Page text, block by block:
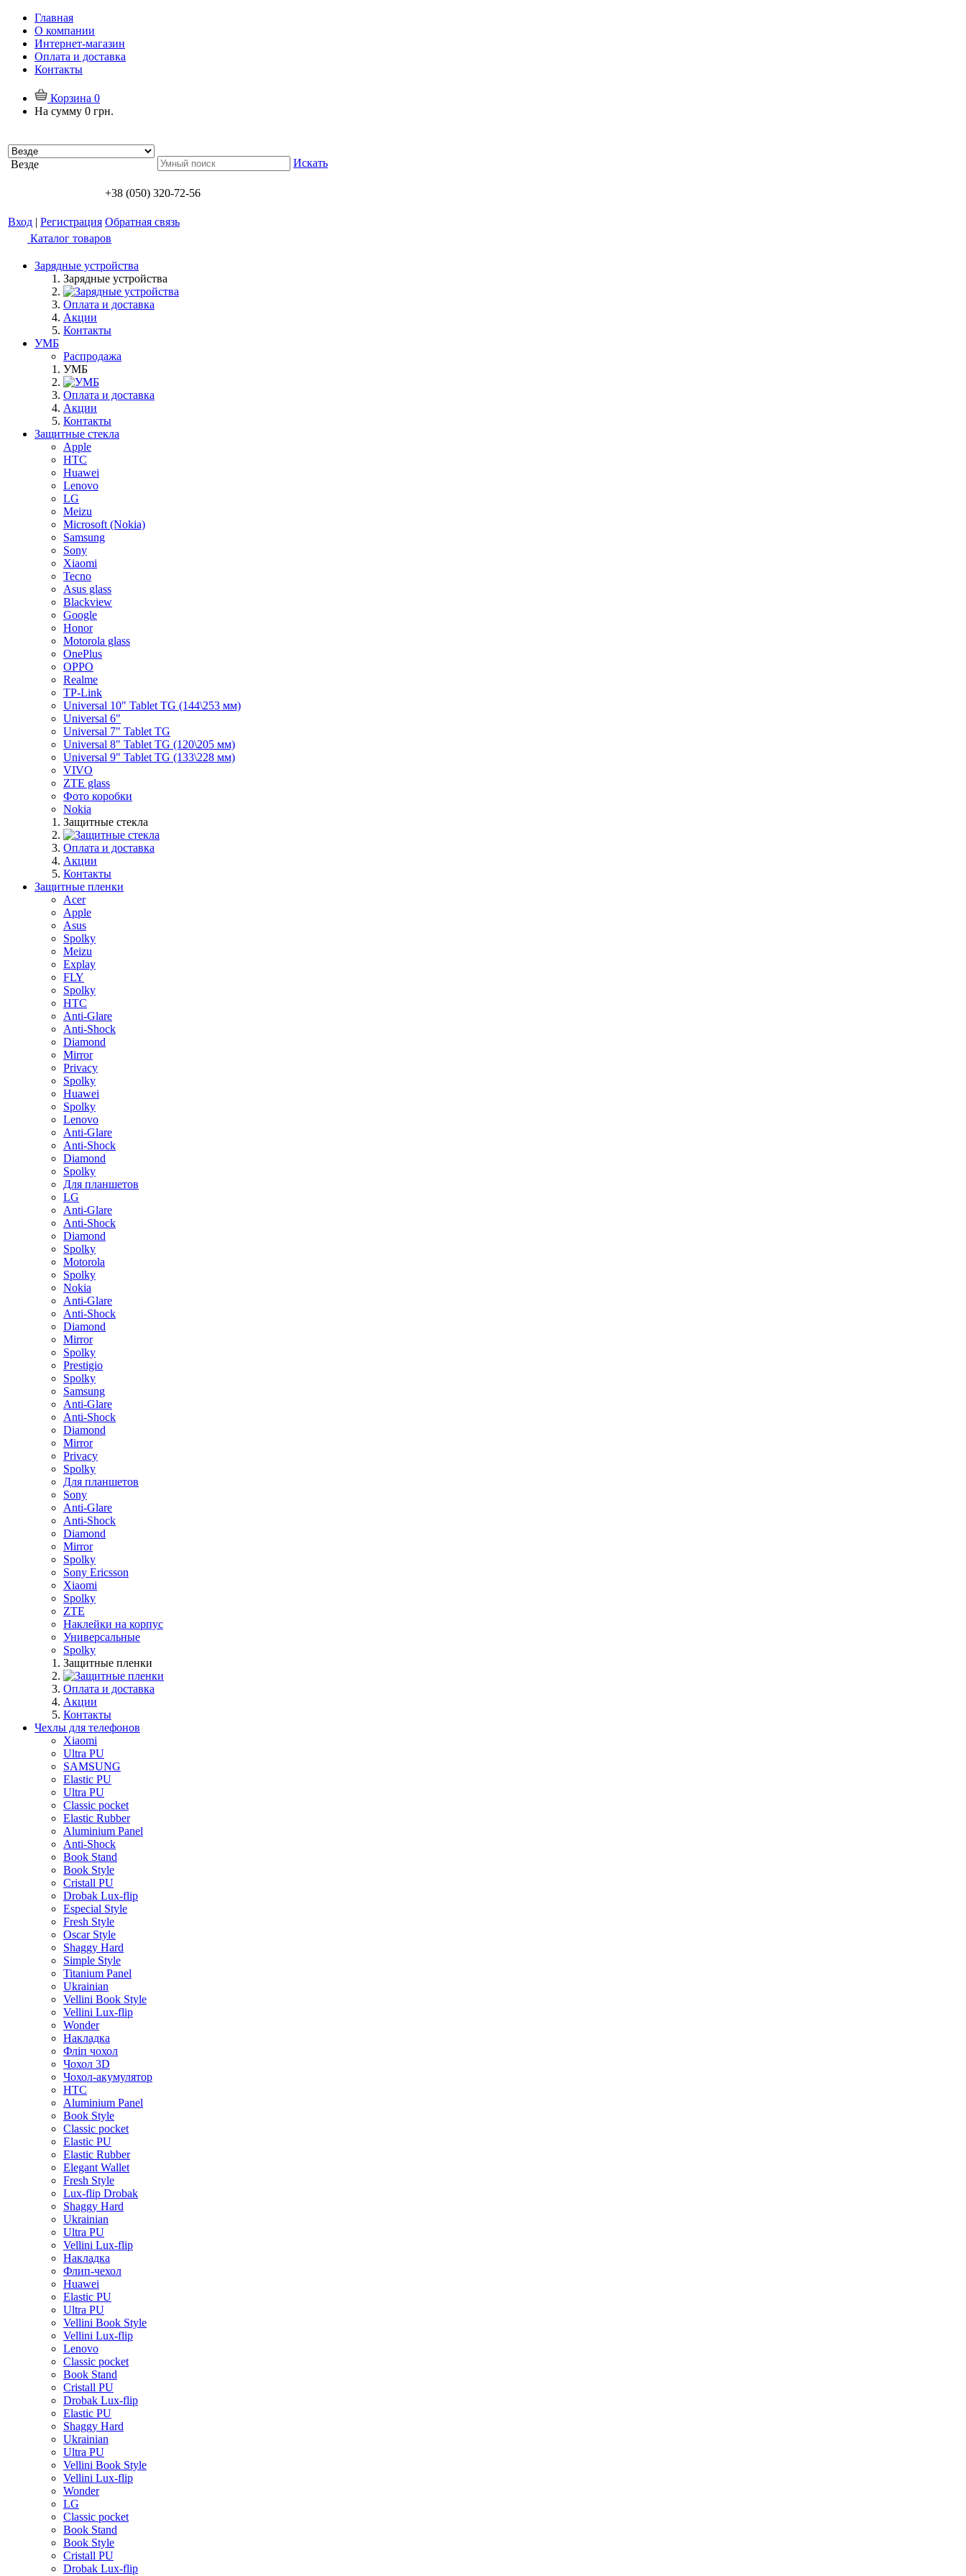
Главная
О компании
Интернет-магазин
Оплата и доставка
Контакты
Корзина 0
На сумму 0 грн.
Везде Искать
+38 (050) 320-72-56
Вход | Регистрация Обратная связь
Каталог товаров
Зарядные устройства
Зарядные устройства
Оплата и доставка
Акции
Контакты
УМБ
Распродажа
УМБ
Оплата и доставка
Акции
Контакты
Защитные стекла
Apple
HTC
Huawei
Lenovo
LG
Meizu
Microsoft (Nokia)
Samsung
Sony
Xiaomi
Tecno
Asus glass
Blackview
Google
Honor
Motorola glass
OnePlus
OPPO
Realme
TP-Link
Universal 10" Tablet TG (144\253 мм)
Universal 6"
Universal 7" Tablet TG
Universal 8" Tablet TG (120\205 мм)
Universal 9" Tablet TG (133\228 мм)
VIVO
ZTE glass
Фото коробки
Nokia
Защитные стекла
Оплата и доставка
Акции
Контакты
Защитные пленки
Acer
Apple
Asus
Spolky
Meizu
Explay
FLY
Spolky
HTC
Anti-Glare
Anti-Shock
Diamond
Mirror
Privacy
Spolky
Huawei
Spolky
Lenovo
Anti-Glare
Anti-Shock
Diamond
Spolky
Для планшетов
LG
Anti-Glare
Anti-Shock
Diamond
Spolky
Motorola
Spolky
Nokia
Anti-Glare
Anti-Shock
Diamond
Mirror
Spolky
Prestigio
Spolky
Samsung
Anti-Glare
Anti-Shock
Diamond
Mirror
Privacy
Spolky
Для планшетов
Sony
Anti-Glare
Anti-Shock
Diamond
Mirror
Spolky
Sony Ericsson
Xiaomi
Spolky
ZTE
Наклейки на корпус
Универсальные
Spolky
Защитные пленки
Оплата и доставка
Акции
Контакты
Чехлы для телефонов
Xiaomi
Ultra PU
SAMSUNG
Elastic PU
Ultra PU
Classic pocket
Elastic Rubber
Aluminium Panel
Anti-Shock
Book Stand
Book Style
Cristall PU
Drobak Lux-flip
Especial Style
Fresh Style
Oscar Style
Shaggy Hard
Simple Style
Titanium Panel
Ukrainian
Vellini Book Style
Vellini Lux-flip
Wonder
Накладка
Фліп чохол
Чохол 3D
Чохол-акумулятор
HTC
Aluminium Panel
Book Style
Classic pocket
Elastic PU
Elastic Rubber
Elegant Wallet
Fresh Style
Lux-flip Drobak
Shaggy Hard
Ukrainian
Ultra PU
Vellini Lux-flip
Накладка
Флип-чехол
Huawei
Elastic PU
Ultra PU
Vellini Book Style
Vellini Lux-flip
Lenovo
Classic pocket
Book Stand
Cristall PU
Drobak Lux-flip
Elastic PU
Shaggy Hard
Ukrainian
Ultra PU
Vellini Book Style
Vellini Lux-flip
Wonder
LG
Classic pocket
Book Stand
Book Style
Cristall PU
Drobak Lux-flip